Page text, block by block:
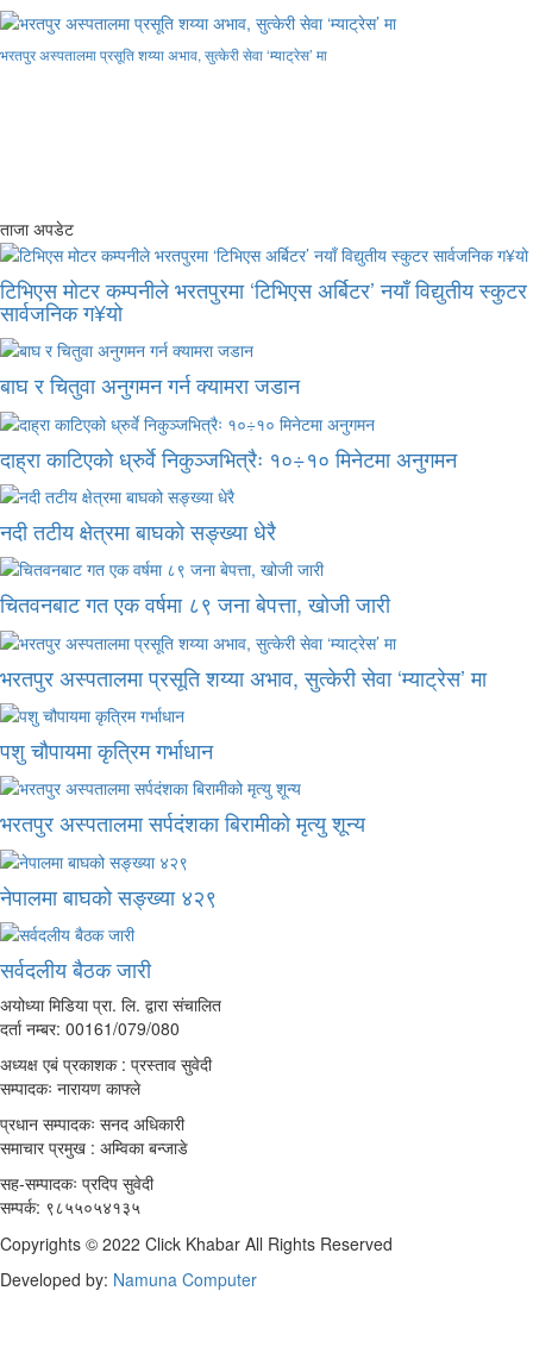
भरतपुर अस्पतालमा प्रसूति शय्या अभाव, सुत्केरी सेवा ‘म्याट्रेस’ मा
ताजा अपडेट
टिभिएस मोटर कम्पनीले भरतपुरमा ‘टिभिएस अर्बिटर’ नयाँ विद्युतीय स्कुटर
सार्वजनिक ग¥यो
बाघ र चितुवा अनुगमन गर्न क्यामरा जडान
दाह्रा काटिएको ध्रुर्वे निकुञ्जभित्रैः १०÷१० मिनेटमा अनुगमन
नदी तटीय क्षेत्रमा बाघको सङ्ख्या धेरै
चितवनबाट गत एक वर्षमा ८९ जना बेपत्ता, खोजी जारी
भरतपुर अस्पतालमा प्रसूति शय्या अभाव, सुत्केरी सेवा ‘म्याट्रेस’ मा
पशु चौपायमा कृत्रिम गर्भाधान
भरतपुर अस्पतालमा सर्पदंशका बिरामीको मृत्यु शून्य
नेपालमा बाघको सङ्ख्या ४२९
सर्वदलीय बैठक जारी
अयोध्या मिडिया प्रा. लि. द्वारा संचालित
दर्ता नम्बर: 00161/079/080
अध्यक्ष एबं प्रकाशक : प्रस्ताव सुवेदी
सम्पादकः नारायण काफ्ले
प्रधान सम्पादकः सनद अधिकारी
समाचार प्रमुख : अम्विका बन्जाडे
सह-सम्पादकः प्रदिप सुवेदी
सम्पर्क: ९८५५०५४१३५
Copyrights © 2022 Click Khabar All Rights Reserved
Developed by: Namuna Computer